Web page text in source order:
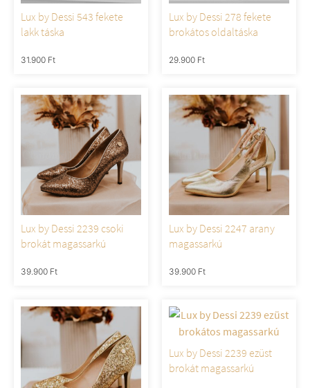
Lux by Dessi 543 fekete
lakk táska
31.900 Ft
Lux by Dessi 278 fekete
brokátos oldaltáska
29.900 Ft
Lux by Dessi 2239 csoki
brokát magassarkú
39.900 Ft
Lux by Dessi 2247 arany
magassarkú
39.900 Ft
Lux by Dessi 2239 ezüst
brokát magassarkú